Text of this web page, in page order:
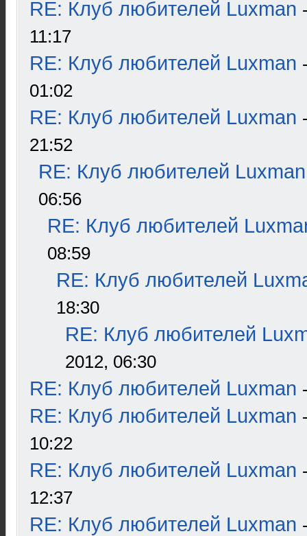
RE: Клуб любителей Luxman
11:17
RE: Клуб любителей Luxman
01:02
RE: Клуб любителей Luxman
21:52
RE: Клуб любителей Luxman
06:56
RE: Клуб любителей
08:59
RE: Клуб любителей
18:30
RE: Клуб любителей
2012, 06:30
RE: Клуб любителей Luxman
RE: Клуб любителей Luxman
10:22
RE: Клуб любителей Luxman
12:37
RE: Клуб любителей Luxman